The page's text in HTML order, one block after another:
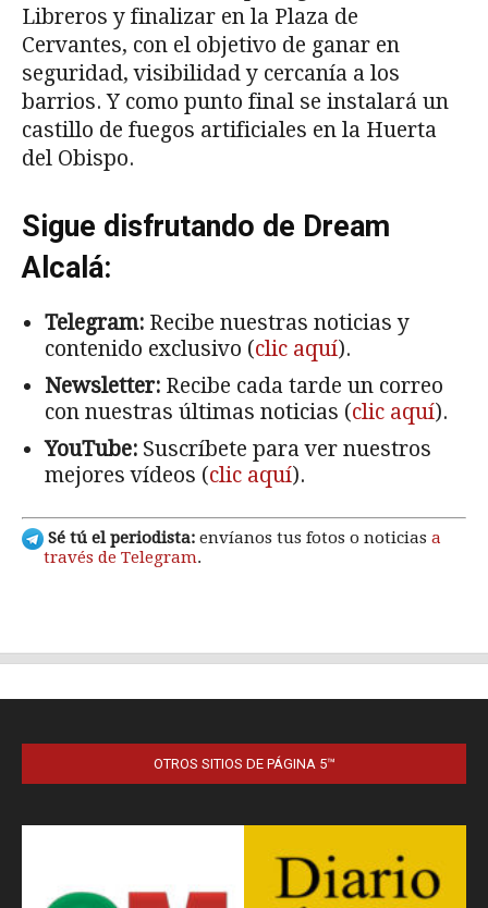
OTROS SITIOS DE PÁGINA 5™